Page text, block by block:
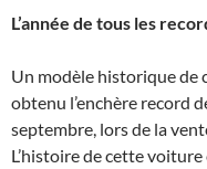
L’année de tous les
Un modèle historique de
obtenu l’enchère record
septembre, lors de la
L’histoire de cette